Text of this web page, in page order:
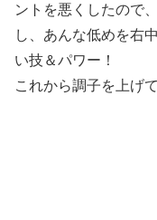
ントを悪くしたので
し、あんな低めを右
い技＆パワー！
これから調子を上げ